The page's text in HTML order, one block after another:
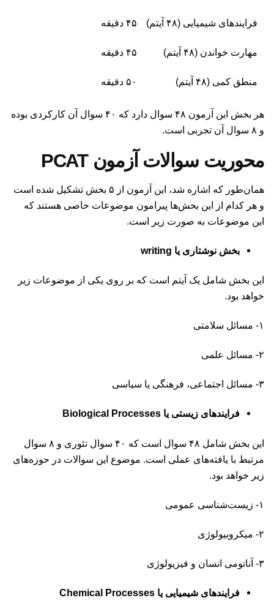
فرایندهای شیمیایی (۴۸ آیتم) ۴۵ دقیقه
مهارت خواندن (۴۸ آیتم) ۴۵ دقیقه
منطق کمی (۴۸ آیتم) ۵۰ دقیقه
هر بخش این آزمون ۴۸ سوال دارد که ۴۰ سوال آن کارکردی بوده
و ۸ سوال آن تجربی است.
محوریت سوالات آزمون PCAT
همان‌طور که اشاره شد، این آزمون از ۵ بخش تشکیل شده است
و هر کدام از این بخش‌ها پیرامون موضوعات خاصی هستند که
این موضوعات به صورت زیر است.
بخش نوشتاری یا writing
این بخش شامل یک آیتم است که بر روی یکی از موضوعات زیر
خواهد بود.
۱- مسائل سلامتی
۲- مسائل علمی
۳- مسائل اجتماعی، فرهنگی یا سیاسی
فرایندهای زیستی یا Biological Processes
این بخش شامل ۴۸ سوال است که ۴۰ سوال تئوری و ۸ سوال
مرتبط با یافته‌های عملی است. موضوع این سوالات در حوزه‌های
زیر خواهد بود.
۱- زیست‌شناسی عمومی
۲- میکروبیولوژی
۳- آناتومی انسان و فیزیولوژی
فرایندهای شیمیایی یا Chemical Processes